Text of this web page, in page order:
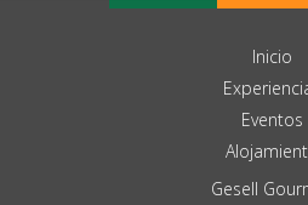
Inicio
Eventos
Gesell